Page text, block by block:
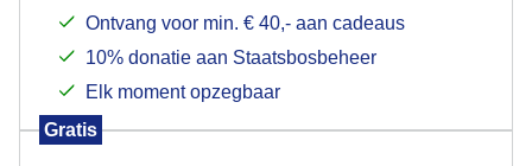
Ontvang voor min. € 40,- aan cadeaus
10% donatie aan Staatsbosbeheer
Elk moment opzegbaar
Gratis
Indien je hier nog geen akkoord op hebt gegeven,
verschijnt er zo een pop-up uit je browser waarin
Is goed, toon de popup